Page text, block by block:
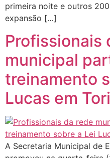
primeira noite e outros
expansão […]
Profissionais
municipal
treinamento
Lucas em
A Secretaria Municipal de